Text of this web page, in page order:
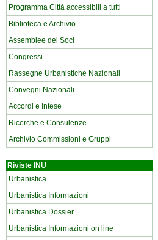
Programma Città accessibili a tutti
Biblioteca e Archivio
Assemblee dei Soci
Congressi
Rassegne Urbanistiche Nazionali
Convegni Nazionali
Accordi e Intese
Ricerche e Consulenze
Archivio Commissioni e Gruppi
Riviste INU
Urbanistica
Urbanistica Informazioni
Urbanistica Dossier
Urbanistica Informazioni on line